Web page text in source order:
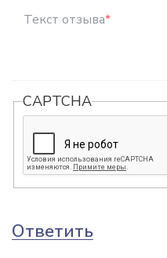
Текст отзыва*
CAPTCHA
Ответить